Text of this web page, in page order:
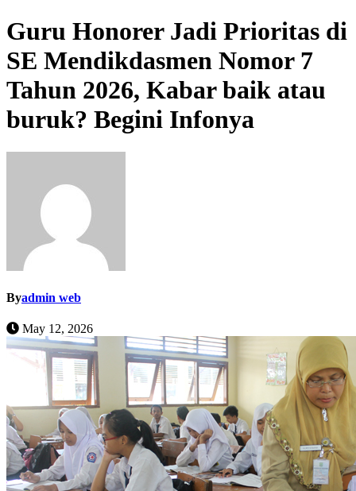
Guru Honorer Jadi Prioritas di
SE Mendikdasmen Nomor 7
Tahun 2026, Kabar baik atau
buruk? Begini Infonya
Byadmin web
May 12, 2026